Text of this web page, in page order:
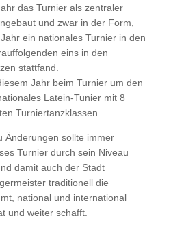
das Turnier als zentraler
und zwar in der Form,
ein nationales Turnier in den
eins in den
stattfand.
Jahr beim Turnier um den
Latein-Tunier mit 8
Turniertanzklassen.
Änderungen sollte immer
Turnier durch sein Niveau
damit auch der Stadt
traditionell die
national und international
und weiter schafft.